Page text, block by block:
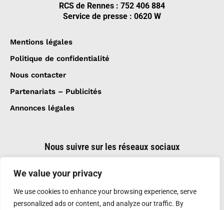
We value your privacy
We use cookies to enhance your browsing experience, serve
personalized ads or content, and analyze our traffic. By
RCS de Rennes : 752 406 884
Service de presse : 0620 W
Mentions légales
Politique de confidentialité
Nous contacter
Partenariats – Publicités
Annonces légales
Nous suivre sur les réseaux sociaux